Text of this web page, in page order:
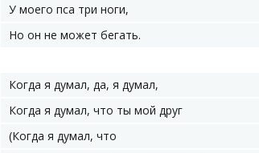
У моего пса три ноги,
Но он не может бегать.
Когда я думал, да, я думал,
Когда я думал, что ты мой друг
(Когда я думал, что